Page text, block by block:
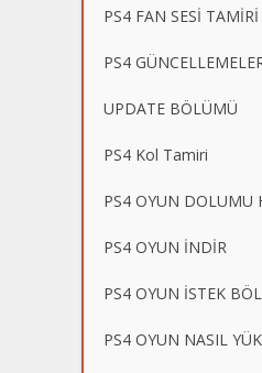
PS4 FAN SESİ
PS4
UPDATE BÖLÜMÜ
PS4 Kol Tamiri
PS4 OYUN DOLUMU
PS4 OYUN İNDİR
PS4 OYUN İSTEK
PS4 OYUN NASIL